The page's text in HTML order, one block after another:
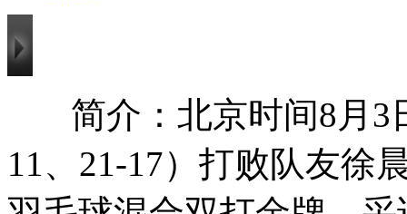
简介：北京时间8月3
11、21-17）打败队友徐